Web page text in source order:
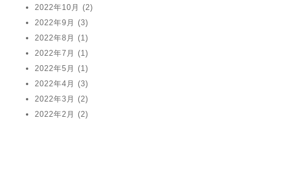
2022年10月
(2)
2022年9月
(3)
2022年8月
(1)
2022年7月
(1)
2022年5月
(1)
2022年4月
(3)
2022年3月
(2)
2022年2月
(2)